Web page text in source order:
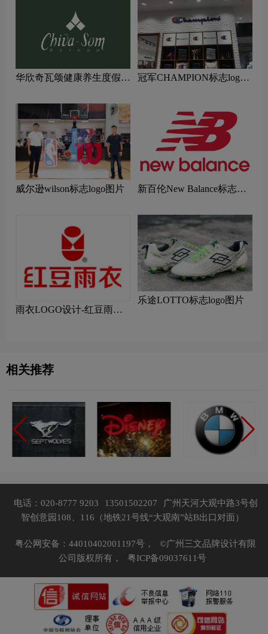
华欣奇瓦颂健康养生度假村
冠军CHAMPION标志logo
威尔逊wilson标志logo图片
新百伦New Balance标志
雨衣LOGO设计-红豆雨衣
乐途LOTTO标志logo图片
相关推荐
电话：020-8777 9203 13501502207
广州天河大观中路3号创
智创意园108、116（地铁21号线“大观南”站B出口对面）
粤公网安备：44010402001197号，
©广州三文品牌设计有限
公司版权所有，
粤ICP备09037611号